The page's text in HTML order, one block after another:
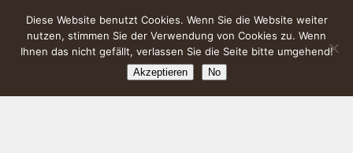
Diese Website benutzt Cookies. Wenn Sie die Website weiter
nutzen, stimmen Sie der Verwendung von Cookies zu. Wenn
Ihnen das nicht gefällt, verlassen Sie die Seite bitte umgehend!
Akzeptieren No